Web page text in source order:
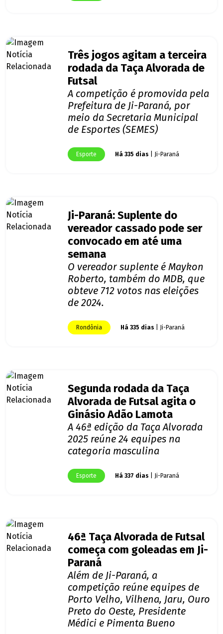
Três jogos agitam a terceira
rodada da Taça Alvorada de
Futsal
A competição é promovida pela
Prefeitura de Ji-Paraná, por
meio da Secretaria Municipal
de Esportes (SEMES)
Esporte Há 335 dias | Ji-Paraná
Ji-Paraná: Suplente do
vereador cassado pode ser
convocado em até uma
semana
O vereador suplente é Maykon
Roberto, também do MDB, que
obteve 712 votos nas eleições
de 2024.
Rondônia Há 335 dias | Ji-Paraná
Segunda rodada da Taça
Alvorada de Futsal agita o
Ginásio Adão Lamota
A 46ª edição da Taça Alvorada
2025 reúne 24 equipes na
categoria masculina
Esporte Há 337 dias | Ji-Paraná
46ª Taça Alvorada de Futsal
começa com goleadas em Ji-
Paraná
Além de Ji-Paraná, a
competição reúne equipes de
Porto Velho, Vilhena, Jaru, Ouro
Preto do Oeste, Presidente
Médici e Pimenta Bueno